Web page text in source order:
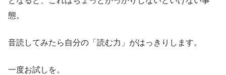
態。
音読してみたら自分の「読む力」がはっきりします。
一度お試しを。